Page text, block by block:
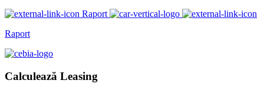
Raport
Raport
Calculează Leasing